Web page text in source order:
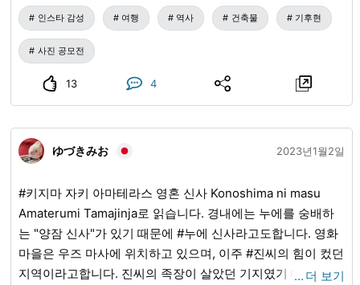
니다. 날씨가 아름다워서 다시 😆 방문하고 싶습니다.
인스타 감성 여행 역사 건축물 기후현
사진 공모전
13 4
ゆづきみお 2023년1월2일
#키지마 자키 아마테라스 영혼 신사 Konoshima ni masu
Amaterumi Tamajinja로 읽습니다. 경내에는 누에를 숭배하
는 "양잠 신사"가 있기 때문에 #누에 신사라고도합니다. 영화
마을은 우즈 마사에 위치하고 있으며, 이주 #진씨의 힘이 컸던
지역이라고합니다. 진씨의 족장이 살았던 기지였기 때문에 우
… 더 보기